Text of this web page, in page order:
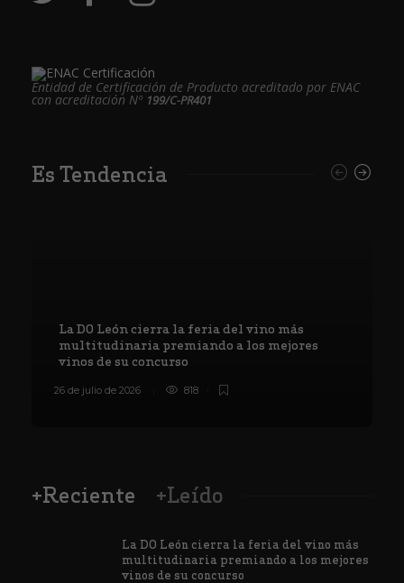
Entidad de Certificación de Producto acreditado por ENAC
con acreditación Nº 199/C-PR401
Es Tendencia
La DO León cierra la feria del vino más
multitudinaria premiando a los mejores
vinos de su concurso
26 de julio de 2026 818
+Reciente +Leído
La DO León cierra la feria del vino más
multitudinaria premiando a los mejores
vinos de su concurso